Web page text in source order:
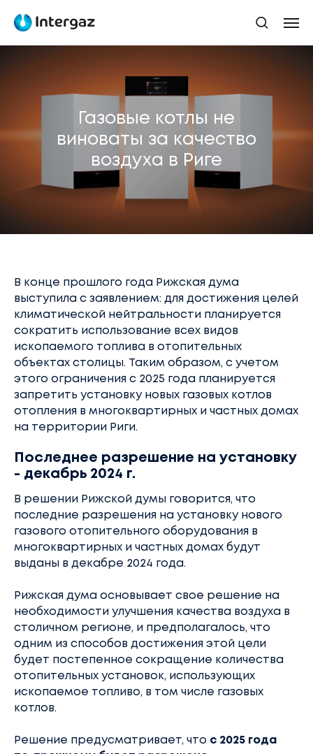
Газовые котлы не
виноваты за качество
воздуха в Риге
В конце прошлого года Рижская дума
выступила с заявлением: для достижения целей
климатической нейтральности планируется
сократить использование всех видов
ископаемого топлива в отопительных
объектах столицы. Таким образом, с учетом
этого ограничения с 2025 года планируется
запретить установку новых газовых котлов
отопления в многоквартирных и частных домах
на территории Риги.
Последнее разрешение на установку
- декабрь 2024 г.
В решении Рижской думы говорится, что
последние разрешения на установку нового
газового отопительного оборудования в
многоквартирных и частных домах будут
выданы в декабре 2024 года.
Рижская дума основывает свое решение на
необходимости улучшения качества воздуха в
столичном регионе, и предполагалось, что
одним из способов достижения этой цели
будет постепенное сокращение количества
отопительных установок, использующих
ископаемое топливо, в том числе газовых
котлов.
Решение предусматривает, что с 2025 года